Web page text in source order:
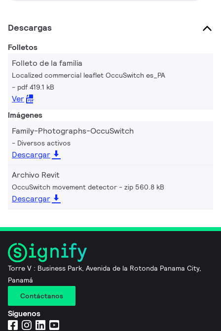
Descargas
Folletos
Folleto de la familia
Localized commercial leaflet OccuSwitch es_PA
pdf 419.1 kB
Ver
Imágenes
Family-Photographs-OccuSwitch
Diversos activos
Descargar
Archivo Revit
OccuSwitch movement detector zip 560.8 kB
Descargar
Torre V : Business Park, Avenida de la Rotonda Panama City,
Panamá
Contáctanos
Síguenos